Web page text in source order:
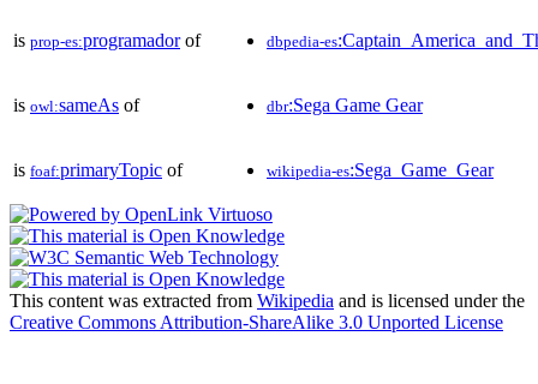
is prop-es:programadorof dbpedia-es
is owl:sameAs of dbr:Sega Game Gear
is foaf:primaryTopic of wikipedia-es:Sega_Game_Gear
This content was extracted from Wikipedia and is licensed under the
Creative Commons Attribution-ShareAlike 3.0 Unported License